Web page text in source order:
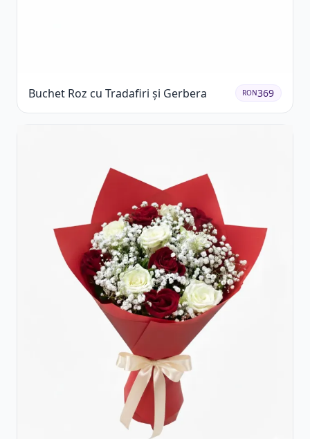
Buchet Roz cu Tradafiri și Gerbera RON369